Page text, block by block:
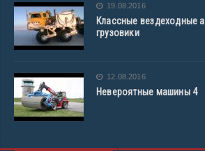
19.08.2016
Классные вездеходные
грузовики
12.08.2016
Невероятные машины 4